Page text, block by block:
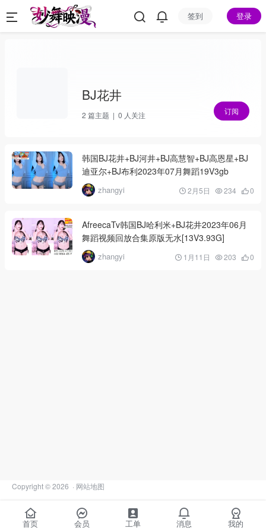
签到 登录
BJ花井
2 篇主题 | 0 人关注 订阅
韩国BJ花井+BJ河井+BJ高慧智+BJ高恩星+BJ
迪亚尔+BJ布利2023年07月舞蹈19V3gb
zhangyi 2月5日 234 0
AfreecaTv韩国BJ哈利米+BJ花井2023年06月
舞蹈视频回放合集原版无水[13V3.93G]
zhangyi 1月11日 203 0
Copyright © 2026 · 网站地图
首页 会员 工单 消息 我的